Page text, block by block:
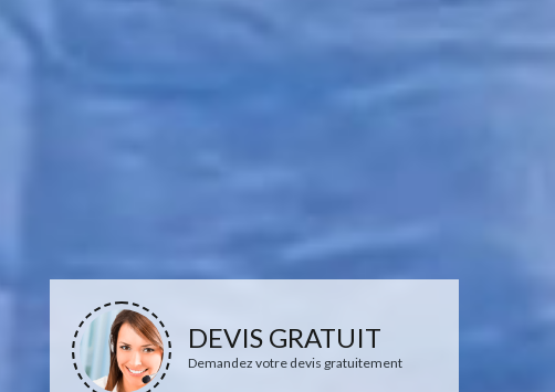
DEVIS GRATUIT
Demandez votre devis gratuitement